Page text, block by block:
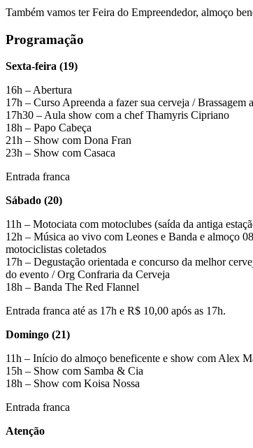
Também vamos ter Feira do Empreendedor, almoço
Programação
Sexta-feira (19)
16h – Abertura
17h – Curso Apreenda a fazer sua cerveja / Brassagem
17h30 – Aula show com a chef Thamyris Cipriano
18h – Papo Cabeça
21h – Show com Dona Fran
23h – Show com Casaca
Entrada franca
Sábado (20)
11h – Motociata com motoclubes (saída da antiga
12h – Música ao vivo com Leones e Banda e almoço
motociclistas coletados
17h – Degustação orientada e concurso da melhor
do evento / Org Confraria da Cerveja
18h – Banda The Red Flannel
Entrada franca até as 17h e R$ 10,00 após as 17h.
Domingo (21)
11h – Início do almoço beneficente e show com Alex
15h – Show com Samba & Cia
18h – Show com Koisa Nossa
Entrada franca
Atenção